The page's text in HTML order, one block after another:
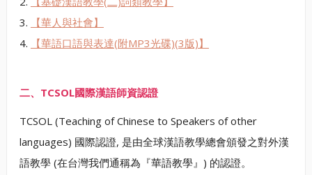
3.
【華人與社會】
4.
【華語口語與表達(附MP3光碟)(3版)】
二、TCSOL國際漢語師資認證
TCSOL (Teaching of Chinese to Speakers of other
languages) 國際認證, 是由全球漢語教學總會頒發之對外漢
語教學 (在台灣我們通稱為『華語教學』) 的認證。